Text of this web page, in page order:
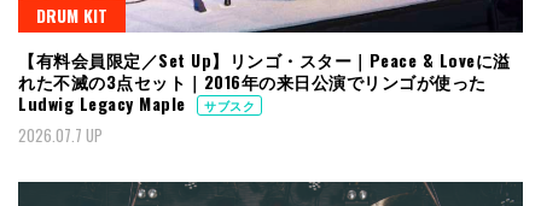
DRUM KIT
【有料会員限定／Set Up】リンゴ・スター｜Peace & Loveに溢
れた不滅の3点セット｜2016年の来日公演でリンゴが使った
Ludwig Legacy Maple
サブスク
2026.07.7 UP